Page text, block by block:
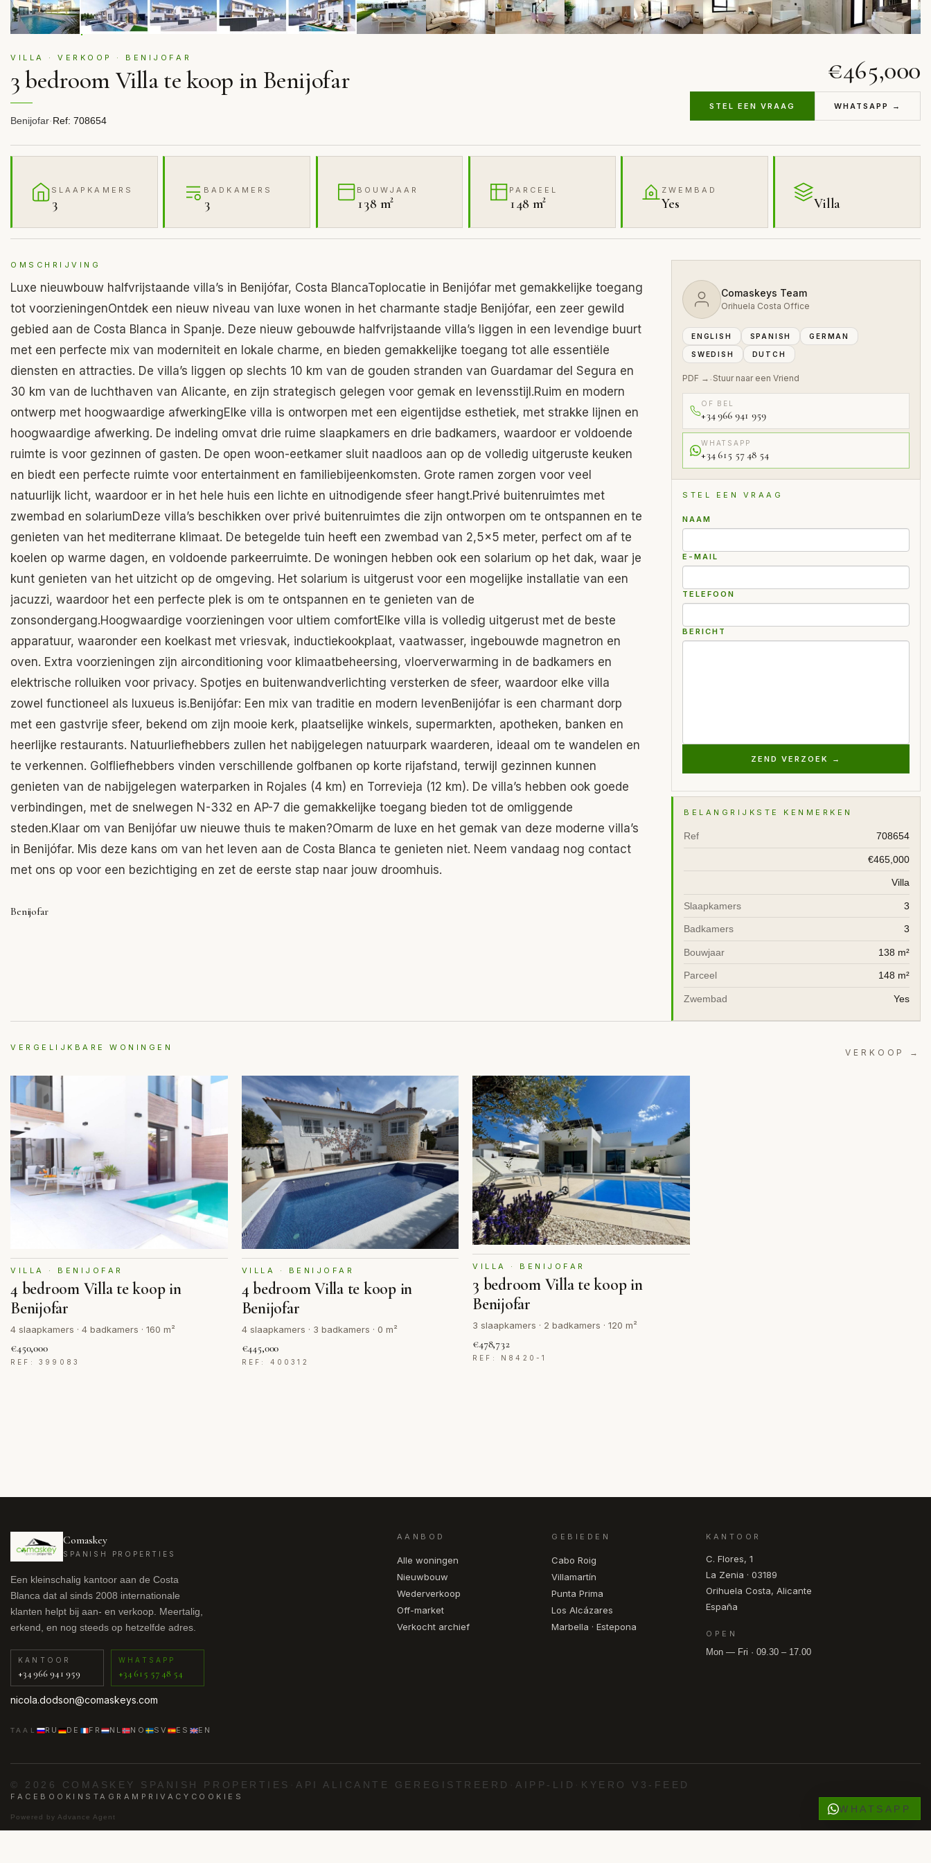
VILLA · VERKOOP · BENIJOFAR
3 bedroom Villa te koop in Benijofar
Benijofar·Ref: 708654
€465,000
STEL EEN VRAAG WHATSAPP →
SLAAPKAMERS
3
BADKAMERS
3
BOUWJAAR
138 m²
PARCEEL
148 m²
ZWEMBAD
Yes Villa
OMSCHRIJVING
Luxe nieuwbouw halfvrijstaande villa’s in Benijófar, Costa BlancaToplocatie in Benijófar met gemakkelijke toegang
tot voorzieningenOntdek een nieuw niveau van luxe wonen in het charmante stadje Benijófar, een zeer gewild
gebied aan de Costa Blanca in Spanje. Deze nieuw gebouwde halfvrijstaande villa’s liggen in een levendige buurt
met een perfecte mix van moderniteit en lokale charme, en bieden gemakkelijke toegang tot alle essentiële
diensten en attracties. De villa’s liggen op slechts 10 km van de gouden stranden van Guardamar del Segura en
30 km van de luchthaven van Alicante, en zijn strategisch gelegen voor gemak en levensstijl.Ruim en modern
ontwerp met hoogwaardige afwerkingElke villa is ontworpen met een eigentijdse esthetiek, met strakke lijnen en
hoogwaardige afwerking. De indeling omvat drie ruime slaapkamers en drie badkamers, waardoor er voldoende
ruimte is voor gezinnen of gasten. De open woon-eetkamer sluit naadloos aan op de volledig uitgeruste keuken
en biedt een perfecte ruimte voor entertainment en familiebijeenkomsten. Grote ramen zorgen voor veel
natuurlijk licht, waardoor er in het hele huis een lichte en uitnodigende sfeer hangt.Privé buitenruimtes met
zwembad en solariumDeze villa’s beschikken over privé buitenruimtes die zijn ontworpen om te ontspannen en te
genieten van het mediterrane klimaat. De betegelde tuin heeft een zwembad van 2,5×5 meter, perfect om af te
koelen op warme dagen, en voldoende parkeerruimte. De woningen hebben ook een solarium op het dak, waar je
kunt genieten van het uitzicht op de omgeving. Het solarium is uitgerust voor een mogelijke installatie van een
jacuzzi, waardoor het een perfecte plek is om te ontspannen en te genieten van de
zonsondergang.Hoogwaardige voorzieningen voor ultiem comfortElke villa is volledig uitgerust met de beste
apparatuur, waaronder een koelkast met vriesvak, inductiekookplaat, vaatwasser, ingebouwde magnetron en
oven. Extra voorzieningen zijn airconditioning voor klimaatbeheersing, vloerverwarming in de badkamers en
elektrische rolluiken voor privacy. Spotjes en buitenwandverlichting versterken de sfeer, waardoor elke villa
zowel functioneel als luxueus is.Benijófar: Een mix van traditie en modern levenBenijófar is een charmant dorp
met een gastvrije sfeer, bekend om zijn mooie kerk, plaatselijke winkels, supermarkten, apotheken, banken en
heerlijke restaurants. Natuurliefhebbers zullen het nabijgelegen natuurpark waarderen, ideaal om te wandelen en
te verkennen. Golfliefhebbers vinden verschillende golfbanen op korte rijafstand, terwijl gezinnen kunnen
genieten van de nabijgelegen waterparken in Rojales (4 km) en Torrevieja (12 km). De villa’s hebben ook goede
verbindingen, met de snelwegen N-332 en AP-7 die gemakkelijke toegang bieden tot de omliggende
steden.Klaar om van Benijófar uw nieuwe thuis te maken?Omarm de luxe en het gemak van deze moderne villa’s
in Benijófar. Mis deze kans om van het leven aan de Costa Blanca te genieten niet. Neem vandaag nog contact
met ons op voor een bezichtiging en zet de eerste stap naar jouw droomhuis.
Benijofar
Comaskeys Team
Orihuela Costa Office
ENGLISH SPANISH GERMAN
SWEDISH DUTCH
PDF → · Stuur naar een Vriend
OF BEL
+34 966 941 959
WHATSAPP
+34 615 57 48 54
STEL EEN VRAAG
NAAM
E-MAIL
TELEFOON
BERICHT
ZEND VERZOEK →
BELANGRIJKSTE KENMERKEN
Ref 708654
€465,000
Villa
Slaapkamers 3
Badkamers 3
Bouwjaar 138 m²
Parceel 148 m²
Zwembad Yes
VERGELIJKBARE WONINGEN VERKOOP →
VILLA · BENIJOFAR
4 bedroom Villa te koop in
Benijofar
4 slaapkamers · 4 badkamers · 160 m²
€450,000
REF: 399083
VILLA · BENIJOFAR
4 bedroom Villa te koop in
Benijofar
4 slaapkamers · 3 badkamers · 0 m²
€445,000
REF: 400312
VILLA · BENIJOFAR
3 bedroom Villa te koop in
Benijofar
3 slaapkamers · 2 badkamers · 120 m²
€478,732
REF: N8420-1
Comaskey
SPANISH PROPERTIES
Een kleinschalig kantoor aan de Costa
Blanca dat al sinds 2008 internationale
klanten helpt bij aan- en verkoop. Meertalig,
erkend, en nog steeds op hetzelfde adres.
KANTOOR
+34 966 941 959
WHATSAPP
+34 615 57 48 54
nicola.dodson@comaskeys.com
AANBOD
Alle woningen
Nieuwbouw
Wederverkoop
Off-market
Verkocht archief
GEBIEDEN
Cabo Roig
Villamartín
Punta Prima
Los Alcázares
Marbella · Estepona
KANTOOR
C. Flores, 1
La Zenia · 03189
Orihuela Costa, Alicante
España
OPEN
Mon — Fri · 09.30 – 17.00
TAAL RU DE FR NL NO SV ES EN
© 2026 COMASKEY SPANISH PROPERTIES ·API ALICANTE GEREGISTREERD ·AIPP-LID KYERO V3-FEED
FACEBOOK INSTAGRAM PRIVACY COOKIES
Powered by Advance Agent
WHATSAPP